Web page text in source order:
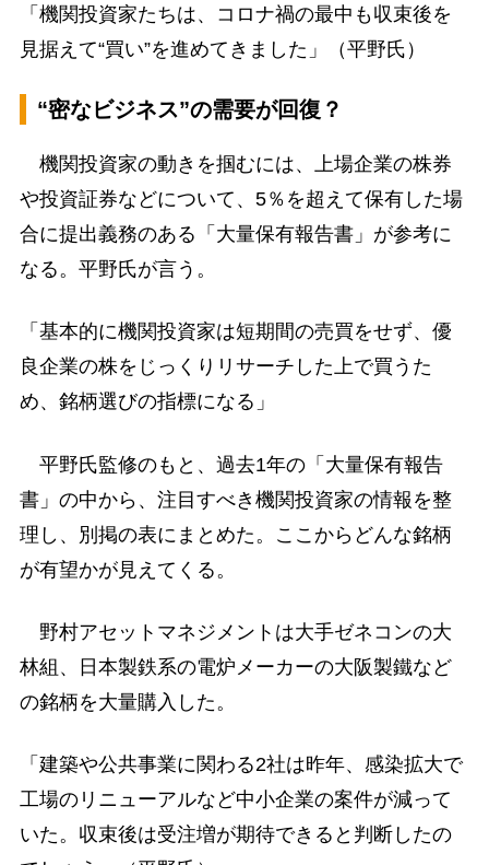
「機関投資家たちは、コロナ禍の最中も収束後を
見据えて“買い”を進めてきました」（平野氏）
“密なビジネス”の需要が回復？
機関投資家の動きを掴むには、上場企業の株券
や投資証券などについて、5％を超えて保有した場
合に提出義務のある「大量保有報告書」が参考に
なる。平野氏が言う。
「基本的に機関投資家は短期間の売買をせず、優
良企業の株をじっくりリサーチした上で買うた
め、銘柄選びの指標になる」
平野氏監修のもと、過去1年の「大量保有報告
書」の中から、注目すべき機関投資家の情報を整
理し、別掲の表にまとめた。ここからどんな銘柄
が有望かが見えてくる。
野村アセットマネジメントは大手ゼネコンの大
林組、日本製鉄系の電炉メーカーの大阪製鐵など
の銘柄を大量購入した。
「建築や公共事業に関わる2社は昨年、感染拡大で
工場のリニューアルなど中小企業の案件が減って
いた。収束後は受注増が期待できると判断したの